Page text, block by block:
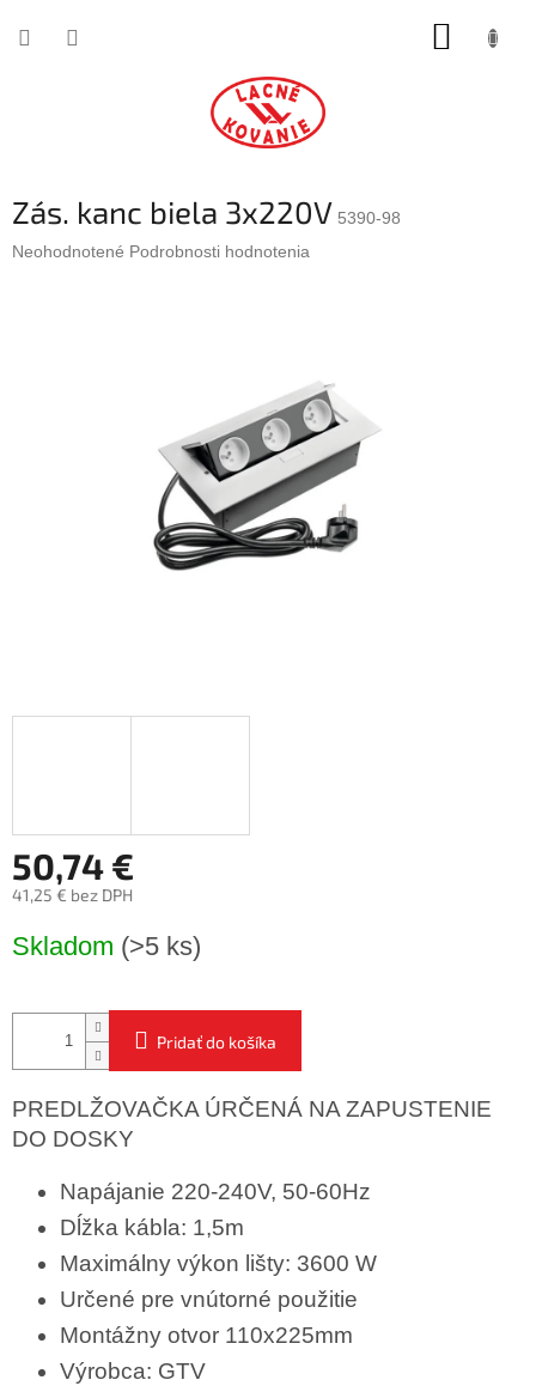
Zás. kanc biela 3x220V 5390-98
Priemerné
Neohodnotené Podrobnosti hodnotenia
50,74 €
41,25 € bez DPH
cena:
Skladom (>5 ks)
Pridať do košíka
PREDLŽOVAČKA ÚRČENÁ NA ZAPUSTENIE
DO DOSKY
Napájanie 220-240V, 50-60Hz
Dĺžka kábla: 1,5m
Maximálny výkon lišty: 3600 W
Určené pre vnútorné použitie
Montážny otvor 110x225mm
Výrobca: GTV